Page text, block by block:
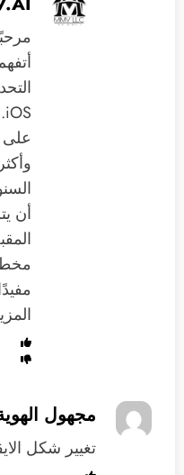
أن
مجهول
تغيير شكل